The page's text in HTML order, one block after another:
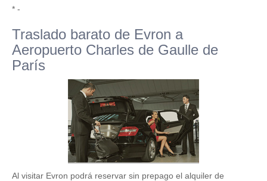
* -
Traslado barato de Evron a
Aeropuerto Charles de Gaulle de
París
Al visitar Evron podrá reservar sin prepago el alquiler de